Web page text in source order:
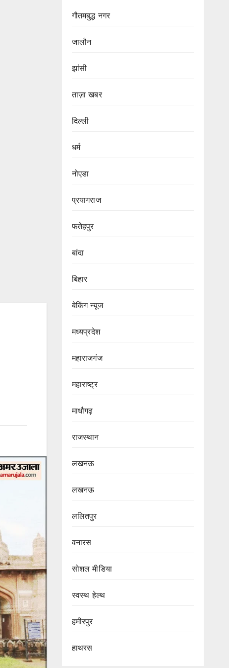
गौतमबुद्ध नगर
जालौन
झांसी
ताज़ा खबर
दिल्ली
धर्म
नोएडा
प्रयागराज
फतेहपुर
बांदा
बिहार
बेकिंग न्यूज
मध्यप्रदेश
महाराजगंज
महाराष्ट्र
माधौगढ़
राजस्थान
लखनऊ
लखनऊ
ललितपुर
वनारस
सोशल मीडिया
स्वस्थ हेल्थ
हमीरपुर
हाथरस